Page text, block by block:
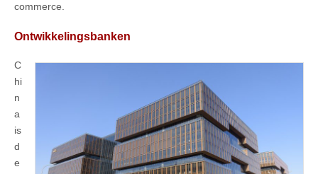
commerce.
Ontwikkelingsbanken
C
hi
n
a
is
d
e